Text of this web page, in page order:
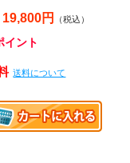
19,800円 （税込）
イント
送料について